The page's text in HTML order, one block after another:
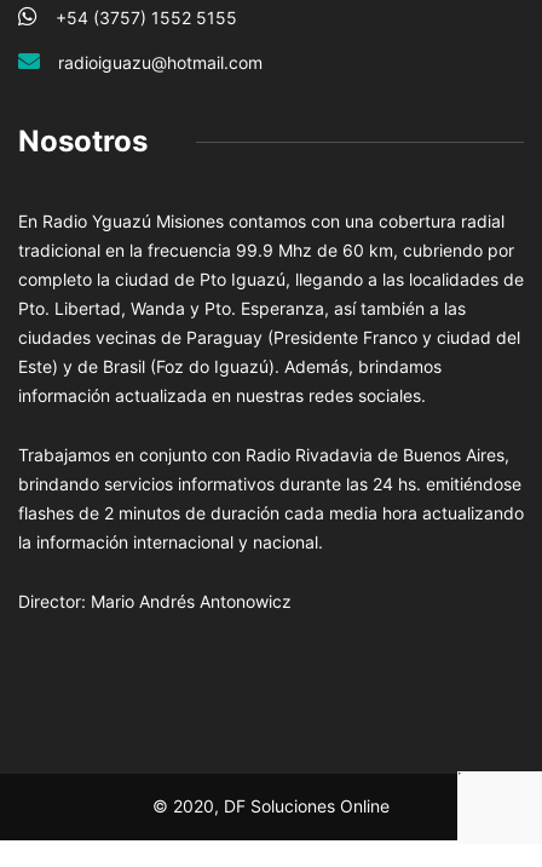
+54 (3757) 1552 5155
radioiguazu@hotmail.com
Nosotros
En Radio Yguazú Misiones contamos con una cobertura radial
tradicional en la frecuencia 99.9 Mhz de 60 km, cubriendo por
completo la ciudad de Pto Iguazú, llegando a las localidades de
Pto. Libertad, Wanda y Pto. Esperanza, así también a las
ciudades vecinas de Paraguay (Presidente Franco y ciudad del
Este) y de Brasil (Foz do Iguazú). Además, brindamos
información actualizada en nuestras redes sociales.
Trabajamos en conjunto con Radio Rivadavia de Buenos Aires,
brindando servicios informativos durante las 24 hs. emitiéndose
flashes de 2 minutos de duración cada media hora actualizando
la información internacional y nacional.
Director: Mario Andrés Antonowicz
© 2020, DF Soluciones Online